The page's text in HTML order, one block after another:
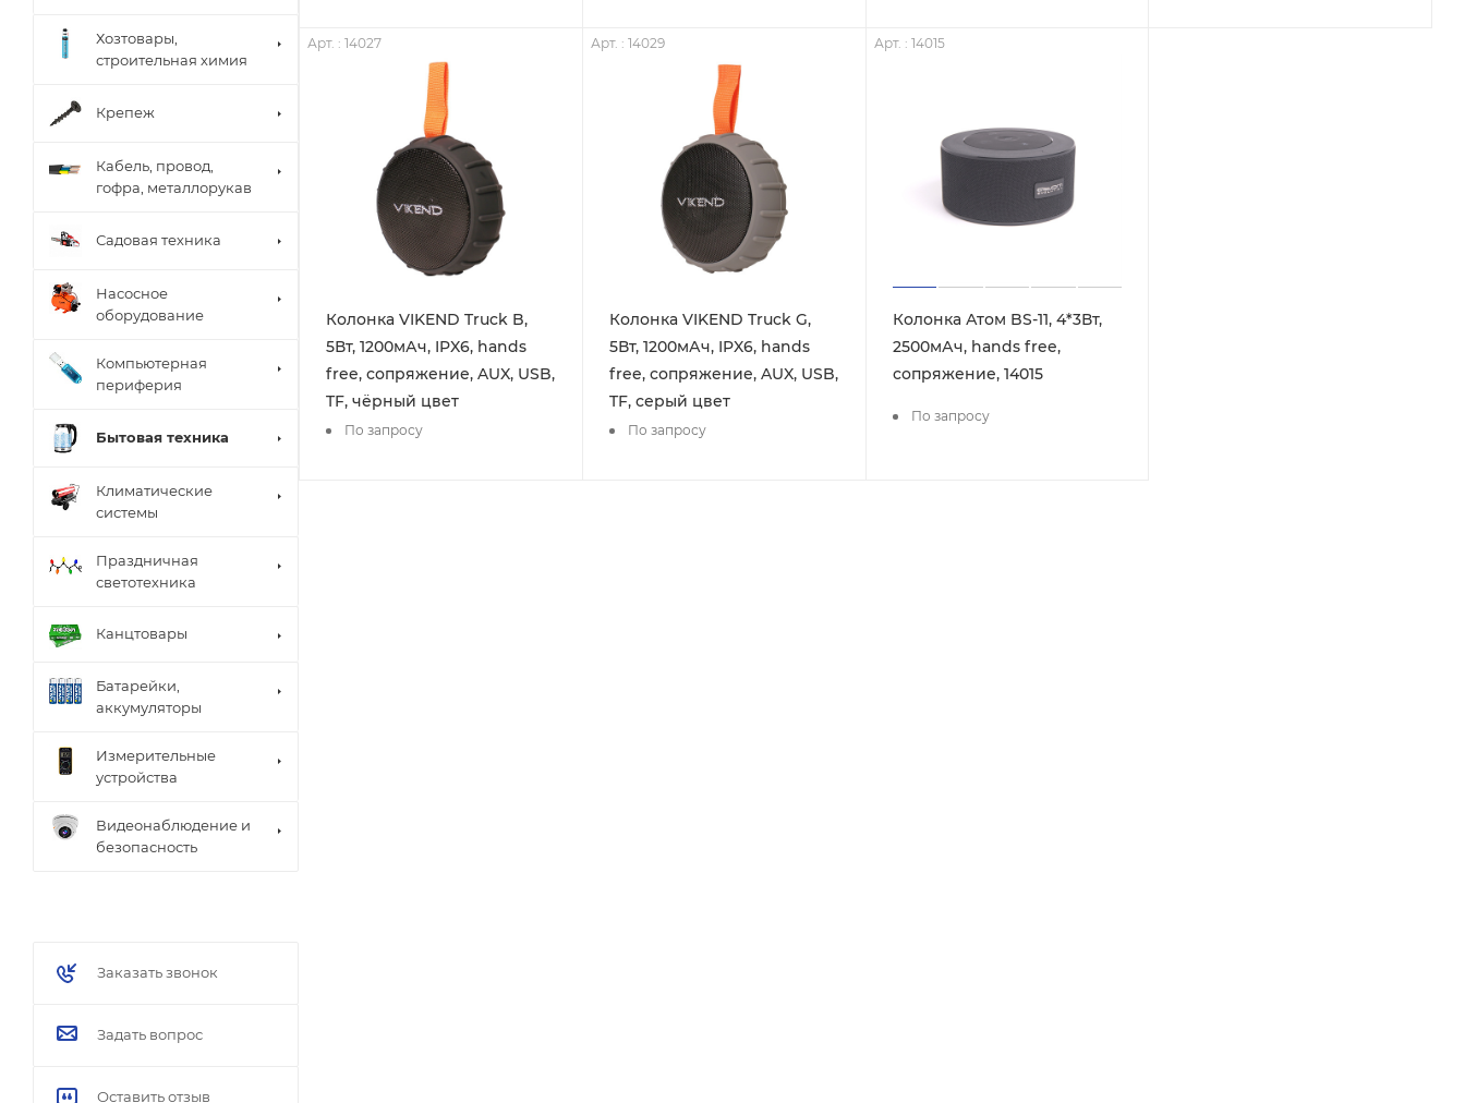
Арт. : 14027
Колонка VIKEND Truck B,
5Вт, 1200мАч, IPX6, hands
free, сопряжение, AUX, USB,
TF, чёрный цвет
По запросу
Арт. : 14029
Колонка VIKEND Truck G,
5Вт, 1200мАч, IPX6, hands
free, сопряжение, AUX, USB,
TF, серый цвет
По запросу
Арт. : 14015
Колонка Атом BS-11, 4*3Вт,
2500мАч, hands free,
сопряжение, 14015
По запросу
Хозтовары,
строительная химия
Крепеж
Кабель, провод,
гофра, металлорукав
Садовая техника
Насосное
оборудование
Компьютерная
периферия
Бытовая техника
Климатические
системы
Праздничная
светотехника
Канцтовары
Батарейки,
аккумуляторы
Измерительные
устройства
Видеонаблюдение и
безопасность
Заказать звонок
Задать вопрос
Оставить отзыв